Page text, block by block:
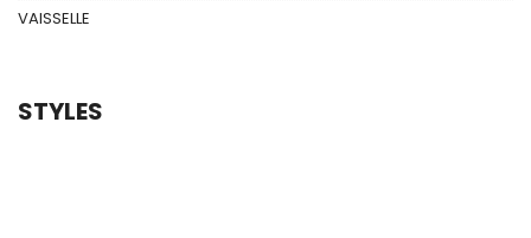
VAISSELLE
STYLES